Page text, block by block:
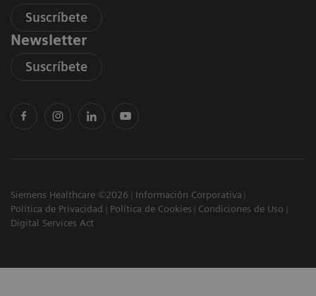
Suscríbete
Newsletter
Suscríbete
Siemens Healthcare ©2026
Información Corporativa
Política de Privacidad
Política de Cookies
Condiciones de Uso
Digital Services Act